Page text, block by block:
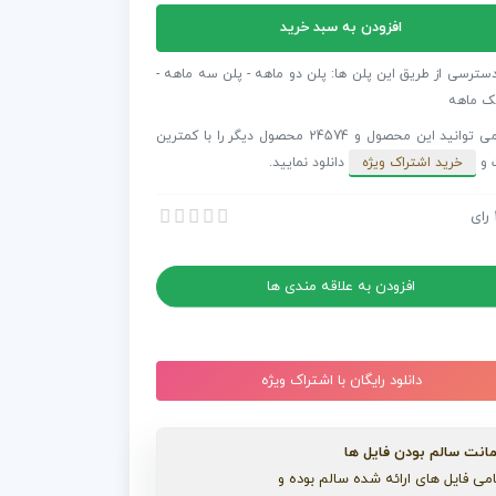
افزودن به سبد خرید
از طریق این پلن ها: پلن دو ماهه - پلن سه ماهه -
ماهه
شما می توانید این محصول و 24574 محصول دیگر را با کمترین
و
خرید اشتراک ویژه دانلود نمایید.
افترافکت تبلیغ نمایش استایل و مد 1 رای
افزودن به علاقه مندی ها
دانلود رایگان با اشتراک ویژه
سالم بودن فایل ها
فایل های ارائه شده سالم بوده و